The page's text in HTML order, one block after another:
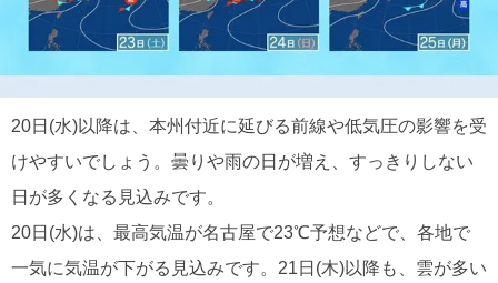
20日(水)以降は、本州付近に延びる前線や低気圧の影響を受
けやすいでしょう。曇りや雨の日が増え、すっきりしない
日が多くなる見込みです。
20日(水)は、最高気温が名古屋で23℃予想などで、各地で
一気に気温が下がる見込みです。21日(木)以降も、雲が多い